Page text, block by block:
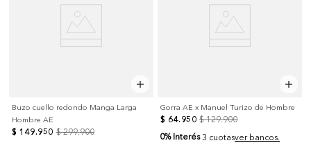
Buzo cuello redondo Manga Larga
Hombre AE
$ 149.950 $ 299.900
Gorra AE x Manuel Turizo de Hombre
$ 64. 950 $ 129.900
0% Interés 3 cuotasver bancos.